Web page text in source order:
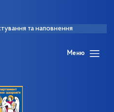
та наповнення
Меню